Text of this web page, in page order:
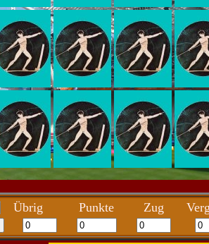
Übrig Punkte Zug